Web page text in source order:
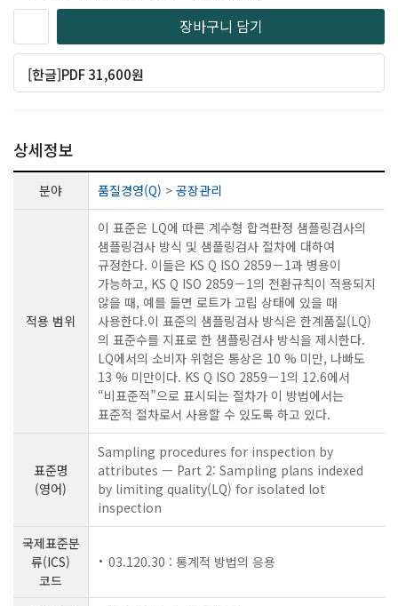
장바구니 담기
[한글]PDF 31,600원
상세정보
분야 품질경영(Q) > 공장관리
적용 범위
이 표준은 LQ에 따른 계수형 합격판정 샘플링검사의
샘플링검사 방식 및 샘플링검사 절차에 대하여
규정한다. 이들은 KS Q ISO 2859－1과 병용이
가능하고, KS Q ISO 2859－1의 전환규칙이 적용되지
않을 때, 예를 들면 로트가 고립 상태에 있을 때
사용한다.이 표준의 샘플링검사 방식은 한계품질(LQ)
의 표준수를 지표로 한 샘플링검사 방식을 제시한다.
LQ에서의 소비자 위험은 통상은 10 % 미만, 나빠도
13 % 미만이다. KS Q ISO 2859－1의 12.6에서
“비표준적”으로 표시되는 절차가 이 방법에서는
표준적 절차로서 사용할 수 있도록 하고 있다.
표준명
(영어)
Sampling procedures for inspection by
attributes — Part 2: Sampling plans indexed
by limiting quality(LQ) for isolated lot
inspection
국제표준분
류(ICS)
코드
03.120.30 : 통계적 방법의 응용